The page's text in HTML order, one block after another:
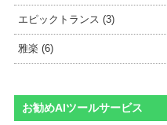
エピックトランス (3)
雅楽 (6)
お勧めAIツールサービス